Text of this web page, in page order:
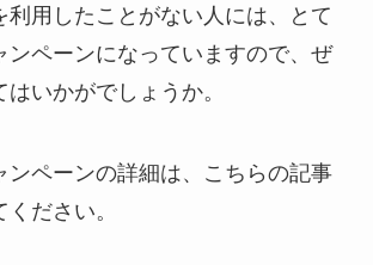
利用したことがない人には、とて
ンペーンになっていますので、ぜ
いかがでしょうか。
ンペーンの詳細は、こちらの記事
ださい。